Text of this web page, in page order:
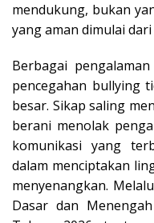
mendukung, bukan
yang aman dimulai
Berbagai
pencegahan bullying
besar. Sikap saling
berani menolak
komunikasi yang
dalam menciptakan
menyenangkan.
Dasar dan